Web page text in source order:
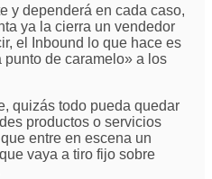
y dependerá en cada caso,
ya la cierra un vendedor
el Inbound lo que hace es
punto de caramelo» a los
quizás todo pueda quedar
productos o servicios
entre en escena un
vaya a tiro fijo sobre